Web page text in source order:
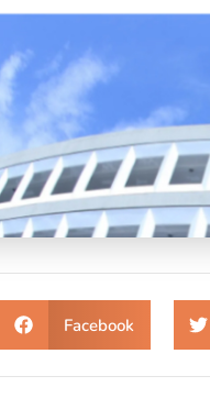
Facebook